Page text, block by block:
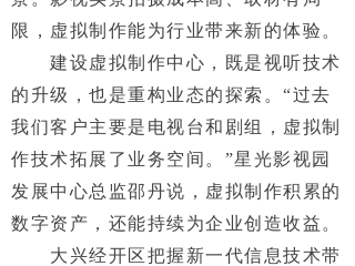
限，虚拟制作能为行业带来新的体验。
建设虚拟制作中心，既是视听技术
的升级，也是重构业态的探索。“过去
我们客户主要是电视台和剧组，虚拟制
作技术拓展了业务空间。”星光影视园
发展中心总监邵丹说，虚拟制作积累的
数字资产，还能持续为企业创造收益。
大兴经开区把握新一代信息技术带